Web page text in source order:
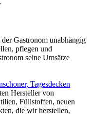
Gastronom unabhängig
pflegen und
seine Umsätze
Tagesdecken
Hersteller von
Füllstoffen, neuen
die wir herstellen,